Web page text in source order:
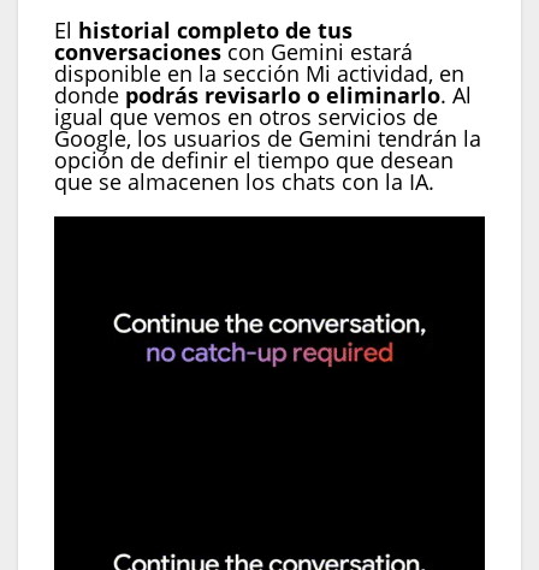
El historial completo de tus
conversacionescon Gemini estará
disponible en la sección Mi actividad, en
donde podrás revisarlo o eliminarlo. Al
igual que vemos en otros servicios de
Google, los usuarios de Gemini tendrán la
opción de definir el tiempo que desean
que se almacenen los chats con la IA.